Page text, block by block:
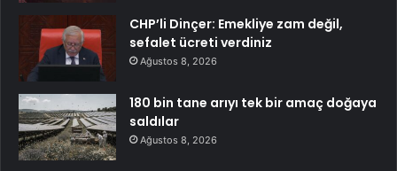
CHP’li Dinçer: Emekliye zam değil,
sefalet ücreti verdiniz
Ağustos 8, 2026
180 bin tane arıyı tek bir amaç doğaya
saldılar
Ağustos 8, 2026